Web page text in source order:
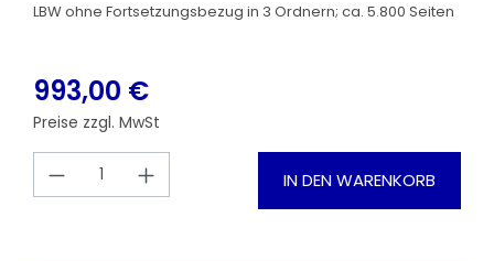
LBW ohne Fortsetzungsbezug in 3 Ordnern; ca. 5.800 Seiten
993,00 €
Preise zzgl. MwSt
Produkt Anzahl: Gib denIN DEN WARENKORB